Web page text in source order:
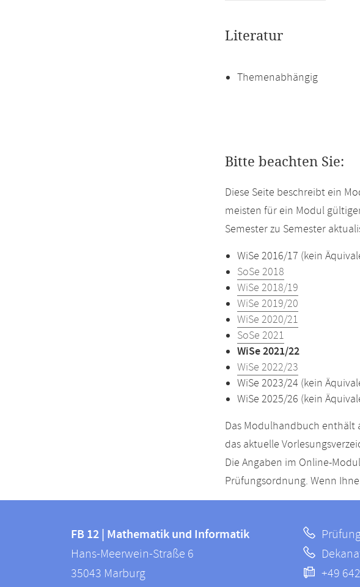
Literatur
Themenabhängig
Bitte beachten Sie:
Diese Seite beschreibt ein
meisten für ein Modul
Semester zu Semester
WiSe 2016/17 (kein
SoSe 2018
WiSe 2018/19
WiSe 2019/20
WiSe 2020/21
SoSe 2021
WiSe 2021/22
WiSe 2022/23
WiSe 2023/24 (kein
WiSe 2025/26 (kein
Das Modulhandbuch enthält
das aktuelle
Die Angaben im Online-
Prüfungsordnung. Wenn
Informationen
FB
12
FB 12 | Mathematik und Informatik
Hans-Meerwein-Straße 6
35043 Marburg
+49